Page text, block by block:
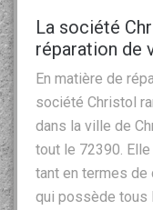
La société
réparation de
En matière de
société Christol
dans la ville de
tout le 72390.
tant en termes de
qui possède tous